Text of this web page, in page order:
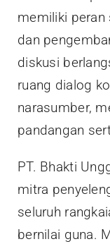
memiliki
dan
diskusi
ruang dialog
narasumber,
pandangan
PT. Bhakti
mitra
seluruh
bernilai guna.